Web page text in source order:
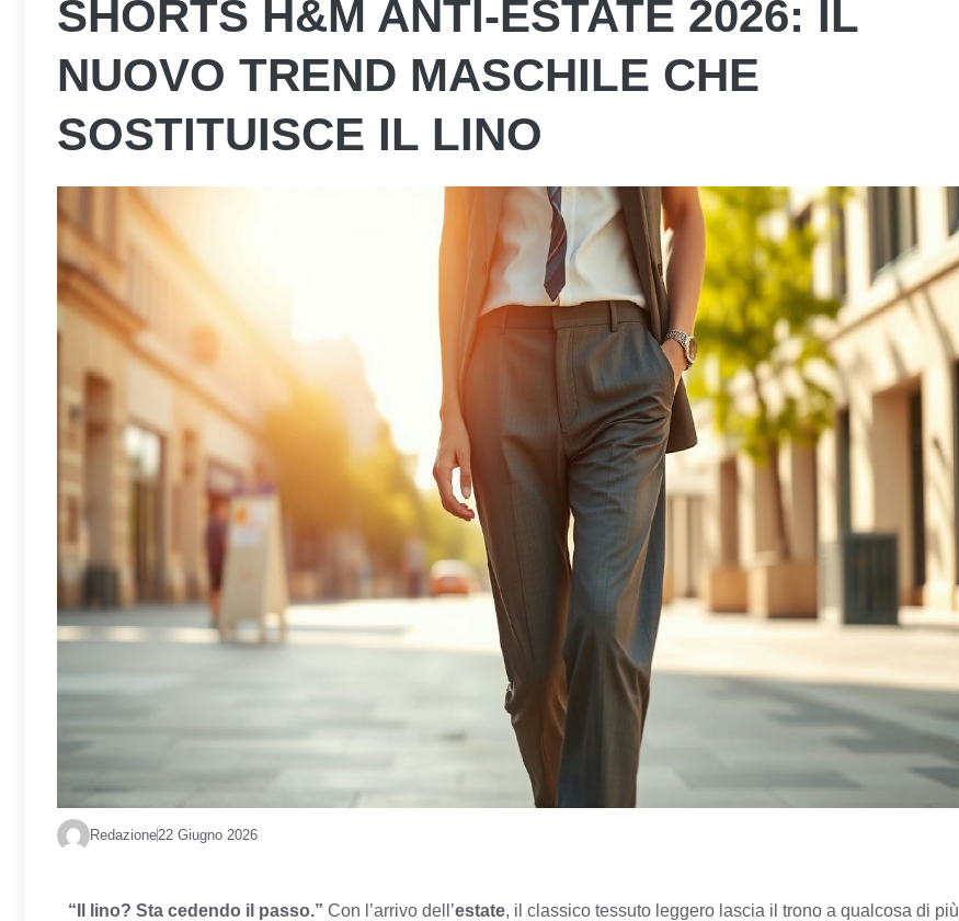
SHORTS H&M ANTI-ESTATE 2026: IL
NUOVO TREND MASCHILE CHE
SOSTITUISCE IL LINO
Redazione22 Giugno 2026
“Il lino? Sta cedendo il passo.” Con l’arrivo dell’estate, il classico tessuto leggero lascia il trono a qualcosa di più